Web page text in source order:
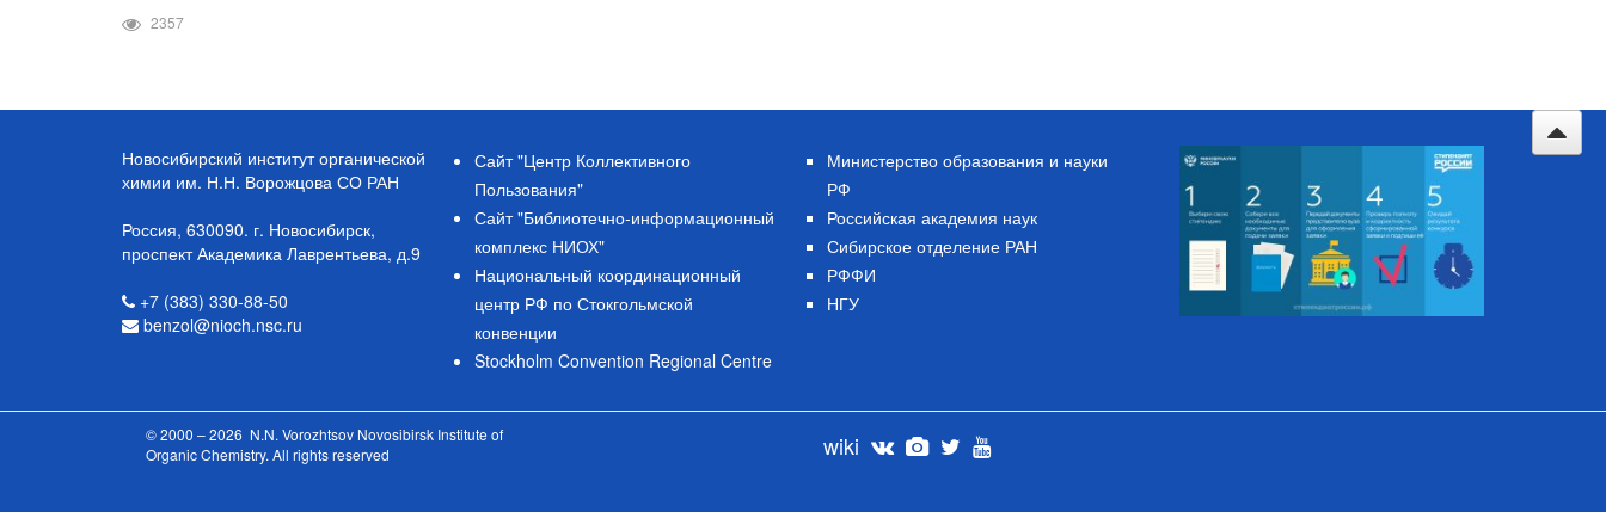
2357
Новосибирский институт органической
химии им. Н.Н. Ворожцова СО РАН
Россия, 630090. г. Новосибирск,
проспект Академика Лаврентьева, д.9
+7 (383) 330-88-50
benzol@nioch.nsc.ru
Сайт "Центр Коллективного
Пользования"
Сайт "Библиотечно-информационный
комплекс НИОХ"
Национальный координационный
центр РФ по Стокгольмской
конвенции
Stockholm Convention Regional Centre
Министерство образования и науки
РФ
Российская академия наук
Сибирское отделение РАН
РФФИ
НГУ
© 2000 – 2026 N.N. Vorozhtsov Novosibirsk Institute of
Organic Chemistry. All rights reserved
wiki